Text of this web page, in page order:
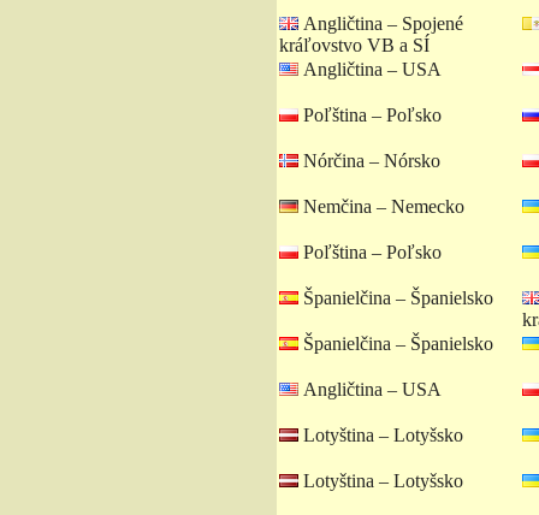
Angličtina – Spojené
kráľovstvo VB a SÍ
Angličtina – USA
Poľština – Poľsko
Nórčina – Nórsko
Nemčina – Nemecko
Poľština – Poľsko
Španielčina – Španielsko
Španielčina – Španielsko
Angličtina – USA
Lotyština – Lotyšsko
Lotyština – Lotyšsko